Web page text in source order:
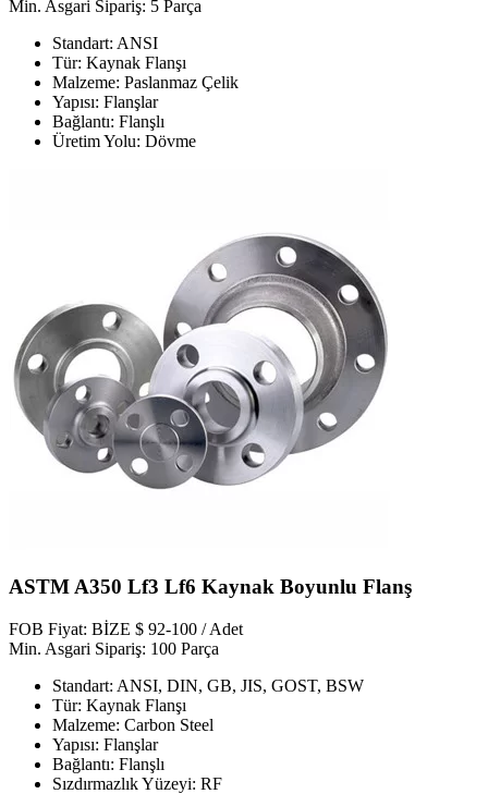
Min. Asgari Sipariş: 5 Parça
Standart: ANSI
Tür: Kaynak Flanşı
Malzeme: Paslanmaz Çelik
Yapısı: Flanşlar
Bağlantı: Flanşlı
Üretim Yolu: Dövme
ASTM A350 Lf3 Lf6 Kaynak Boyunlu Flanş
FOB Fiyat: BİZE $ 92-100 / Adet
Min. Asgari Sipariş: 100 Parça
Standart: ANSI, DIN, GB, JIS, GOST, BSW
Tür: Kaynak Flanşı
Malzeme: Carbon Steel
Yapısı: Flanşlar
Bağlantı: Flanşlı
Sızdırmazlık Yüzeyi: RF